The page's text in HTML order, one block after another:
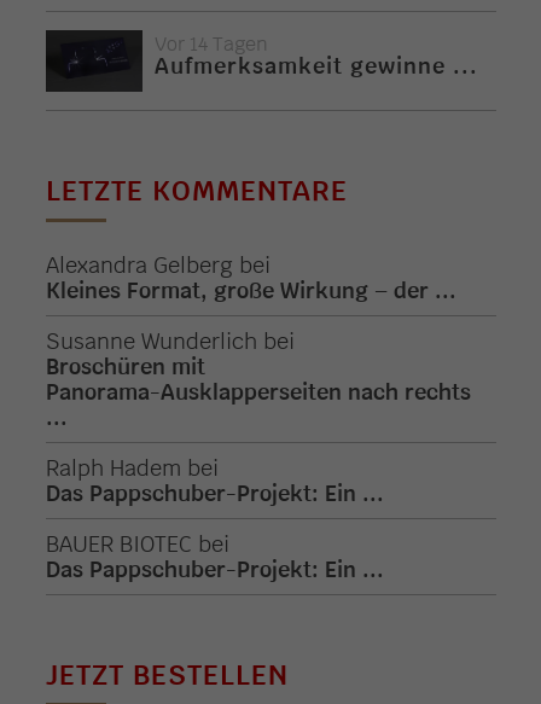
Vor 14 Tagen
Aufmerksamkeit gewinne ...
LETZTE KOMMENTARE
Alexandra Gelberg bei
Kleines Format, große Wirkung – der ...
Susanne Wunderlich bei
Broschüren mit
Panorama-Ausklapperseiten nach rechts
...
Ralph Hadem bei
Das Pappschuber-Projekt: Ein ...
BAUER BIOTEC bei
Das Pappschuber-Projekt: Ein ...
JETZT BESTELLEN